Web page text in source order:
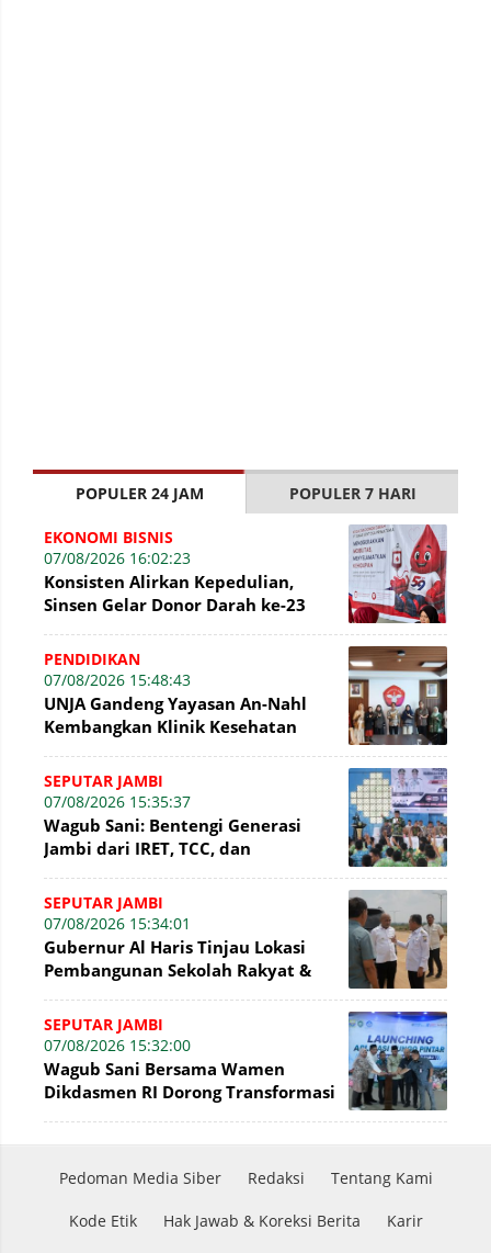
POPULER 24 JAM POPULER 7 HARI
EKONOMI BISNIS
07/08/2026 16:02:23
Konsisten Alirkan Kepedulian,
Sinsen Gelar Donor Darah ke-23
Sinsen
PENDIDIKAN
07/08/2026 15:48:43
UNJA Gandeng Yayasan An-Nahl
Kembangkan Klinik Kesehatan
SEPUTAR JAMBI
07/08/2026 15:35:37
Wagub Sani: Bentengi Generasi
Jambi dari IRET, TCC, dan
SEPUTAR JAMBI
07/08/2026 15:34:01
Gubernur Al Haris Tinjau Lokasi
Pembangunan Sekolah Rakyat &
Green City
SEPUTAR JAMBI
07/08/2026 15:32:00
Wagub Sani Bersama Wamen
Dikdasmen RI Dorong Transformasi
Pedoman Media Siber Redaksi Tentang Kami
Kode Etik Hak Jawab & Koreksi Berita Karir